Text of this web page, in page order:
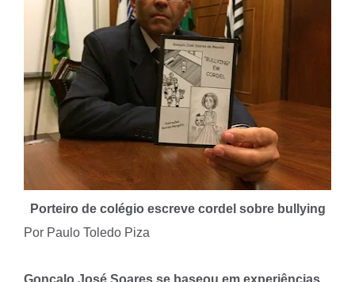
Porteiro de colégio escreve cordel sobre bullying
Por Paulo Toledo Piza
Gonçalo José Soares se baseou em experiências